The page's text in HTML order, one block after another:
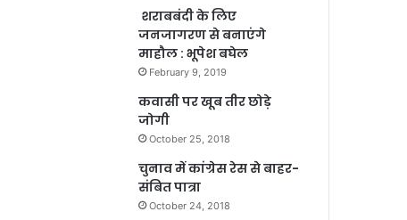
शराबबंदी के लिए
जनजागरण से बनाएंगे
माहौल : भूपेश बघेल
February 9, 2019
कवासी पर खूब तीर छोड़े
जोगी
October 25, 2018
चुनाव में कांग्रेस रेस से बाहर-
संबित पात्रा
October 24, 2018